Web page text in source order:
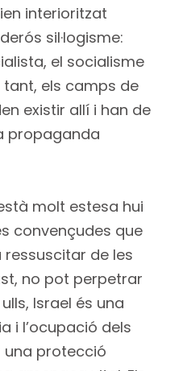
interioritzat
sil·logisme:
el socialisme
els camps de
existir allí i han de
propaganda
molt estesa hui
convençudes que
ressuscitar de les
no pot perpetrar
Israel és una
i l’ocupació dels
una protecció